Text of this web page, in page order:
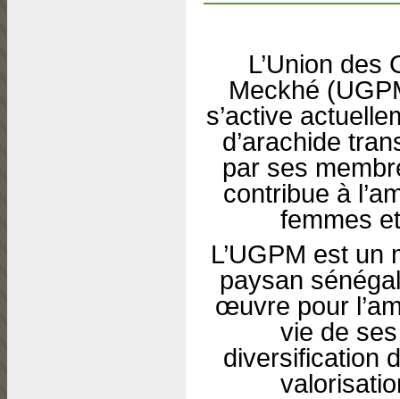
L’Union des
Meckhé
s’active
d’arachide
par ses
contribue à
femmes
L’UGPM est
paysan
œuvre pour
vie de
diversification